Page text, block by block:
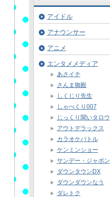
アイドル
アナウンサー
アニメ
エンタメメディア
あさイチ
さんま御殿
しくじり先生
しゃべくり007
じっくり聞いタロウ
アウトデラックス
カラオケバトル
ケンミンショー
サンデー・ジャポン
ダウンタウンDX
ダウンダウンなう
ダレトク